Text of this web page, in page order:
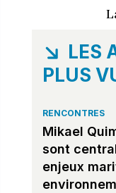
LES
PLUS
RENCONTRES
Mikael
sont
enjeux